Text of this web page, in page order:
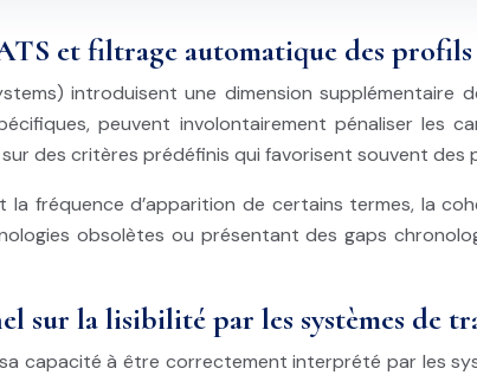
et filtrage automatique des profils
introduisent une dimension
peuvent involontairement pénaliser les
des critères prédéfinis qui favorisent souvent
fréquence d’apparition de certains termes, la
obsolètes ou présentant des gaps
sur la lisibilité par les systèmes de
capacité à être correctement interprété par les